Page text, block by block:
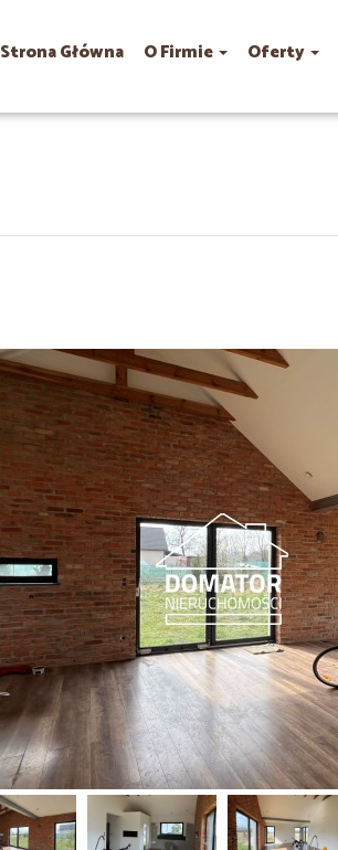
Strona Główna O Firmie Oferty